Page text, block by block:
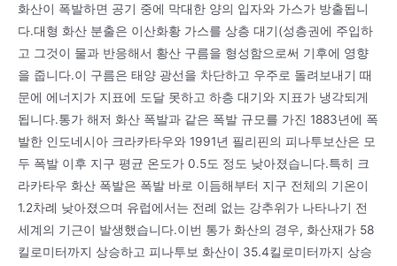
화산이 폭발하면 공기 중에 막대한 양의 입자와 가스가 방출됩니
다.대형 화산 분출은 이산화황 가스를 상층 대기(성층권에 주입하
고 그것이 물과 반응해서 황산 구름을 형성함으로써 기후에 영향
을 줍니다.이 구름은 태양 광선을 차단하고 우주로 돌려보내기 때
문에 에너지가 지표에 도달 못하고 하층 대기와 지표가 냉각되게
됩니다.통가 해저 화산 폭발과 같은 폭발 규모를 가진 1883년에 폭
발한 인도네시아 크라카타우와 1991년 필리핀의 피나투보산은 모
두 폭발 이후 지구 평균 온도가 0.5도 정도 낮아졌습니다.특히 크
라카타우 화산 폭발은 폭발 바로 이듬해부터 지구 전체의 기온이
1.2차례 낮아졌으며 유럽에서는 전례 없는 강추위가 나타나기 전
세계의 기근이 발생했습니다.이번 통가 화산의 경우, 화산재가 58
킬로미터까지 상승하고 피나투보 화산이 35.4킬로미터까지 상승